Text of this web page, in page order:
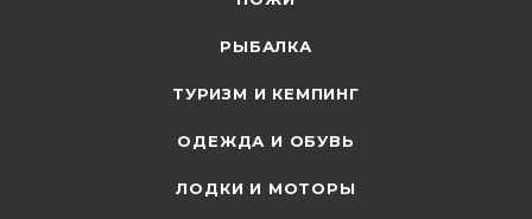
РЫБАЛКА
ТУРИЗМ И КЕМПИНГ
ОДЕЖДА И ОБУВЬ
ЛОДКИ И МОТОРЫ